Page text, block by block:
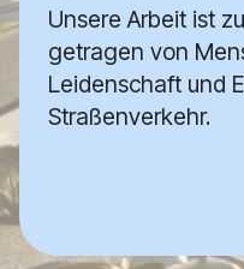
Unsere Arbeit ist
getragen von
Leidenschaft und
Straßenverkehr.